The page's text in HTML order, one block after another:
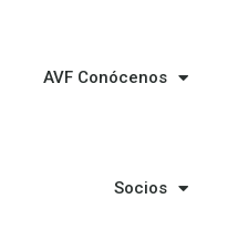
AVF Conócenos
Socios